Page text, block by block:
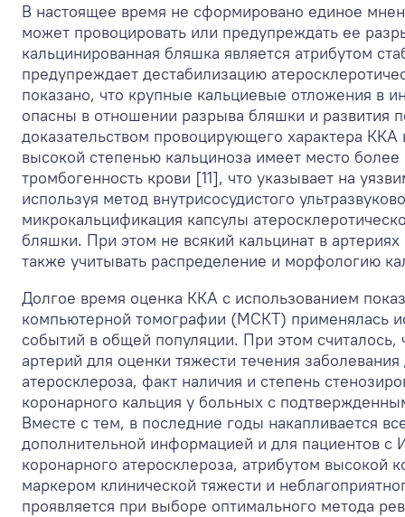
В настоящее время не сформировано единое
может провоцировать или предупреждать ее
кальцинированная бляшка является атрибутом
предупреждает дестабилизацию
показано, что крупные кальциевые отложения в
опасны в отношении разрыва бляшки и
доказательством провоцирующего характера
высокой степенью кальциноза имеет место
тромбогенность крови [11], что указывает на
используя метод внутрисосудистого
микрокальцификация капсулы
бляшки. При этом не всякий кальцинат в
также учитывать распределение и морфологию
Долгое время оценка ККА с использованием
компьютерной томографии (МСКТ) применялась
событий в общей популяции. При этом
артерий для оценки тяжести течения
атеросклероза, факт наличия и степень
коронарного кальция у больных с
Вместе с тем, в последние годы накапливается
дополнительной информацией и для пациентов
коронарного атеросклероза, атрибутом
маркером клинической тяжести и
проявляется при выборе оптимального метода